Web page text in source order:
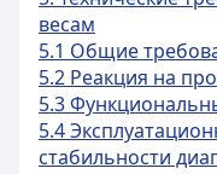
весам
5.1 Общие
5.2 Реакция на
5.3
5.4
стабильности